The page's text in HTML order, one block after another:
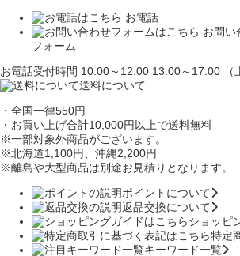
お電話
お問い
フォーム
お電話受付時間 10:00～12:00 13:00～17:00 （
送料について
・全国一律550円
・お買い上げ合計10,000円 以上で送料無料
※一部対象外商品がございます。
※北海道1,100円、沖縄2,200円
※離島や大型商品は別途お見積りとなります。
ポイントについて
返品交換について
ショッピ
特定
キーワード一覧